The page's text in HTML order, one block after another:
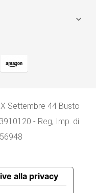

Settembre 44 Busto
- Reg, Imp. di
alla privacy